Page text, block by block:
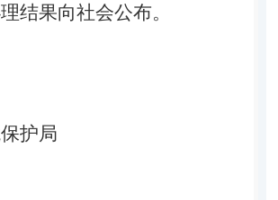
结果向社会公布。
护局